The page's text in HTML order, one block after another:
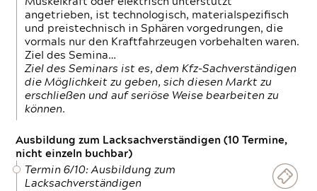
angetrieben, ist technologisch, materialspezifisch
und preistechnisch in Sphären vorgedrungen, die
vormals nur den Kraftfahrzeugen vorbehalten waren.
Ziel des Semina…
Ziel des Seminars ist es, dem Kfz-Sachverständigen
die Möglichkeit zu geben, sich diesen Markt zu
erschließen und auf seriöse Weise bearbeiten zu
können.
Ausbildung zum Lacksachverständigen (10 Termine,
nicht einzeln buchbar)
Termin 6/10: Ausbildung zum
Lacksachverständigen